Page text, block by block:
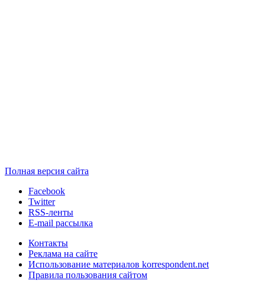
Полная версия сайта
Facebook
Twitter
RSS-ленты
E-mail рассылка
Контакты
Реклама на сайте
Использование материалов korrespondent.net
Правила пользования сайтом